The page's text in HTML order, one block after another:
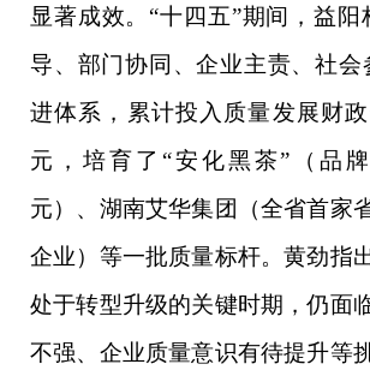
显著成效。 “十四五”期间，益阳
导、部门协同、企业主责、社会
进体系，累计投入质量发展财
元，培育了“安化黑茶”（品
元）、湖南艾华集团（全省首家
企业）等一批质量标杆。黄劲指
处于转型升级的关键时期，仍面
不强、企业质量意识有待提升等